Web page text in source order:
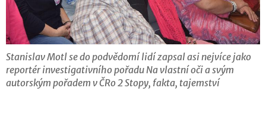
Stanislav Motl se do podvědomí lidí zapsal asi nejvíce jako
reportér investigativního pořadu Na vlastní oči a svým
autorským pořadem v ČRo 2 Stopy, fakta, tajemství